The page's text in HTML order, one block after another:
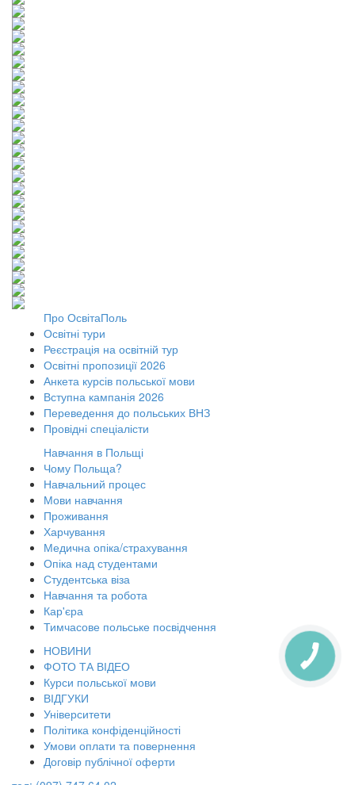
Про ОсвітаПоль
Освітні тури
Реєстрація на освітній тур
Освітні пропозиції 2026
Анкета курсів польської мови
Вступна кампанія 2026
Переведення до польських ВНЗ
Провідні спеціалісти
Навчання в Польщі
Чому Польща?
Навчальний процес
Мови навчання
Проживання
Харчування
Медична опіка/страхування
Опіка над студентами
Студентська віза
Навчання та робота
Кар'єра
Тимчасове польське посвідчення
НОВИНИ
ФОТО ТА ВІДЕО
Курси польської мови
ВІДГУКИ
Університети
Політика конфіденційності
Умови оплати та повернення
Договір публічної оферти
КНОПКА
ЗВ'ЯЗКУ